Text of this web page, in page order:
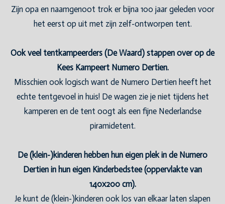
Zijn opa en naamgenoot trok er bijna 100 jaar geleden voor
het eerst op uit met zijn zelf-ontworpen tent.
Ook veel tentkampeerders (De Waard) stappen over op de
Kees Kampeert Numero Dertien.
Misschien ook logisch want de Numero Dertien heeft het
echte tentgevoel in huis! De wagen zie je niet tijdens het
kamperen en de tent oogt als een fijne Nederlandse
piramidetent.
De (klein-)kinderen hebben hun eigen plek in de Numero
Dertien in hun eigen Kinderbedstee (oppervlakte van
140x200 cm).
Je kunt de (klein-)kinderen ook los van elkaar laten slapen